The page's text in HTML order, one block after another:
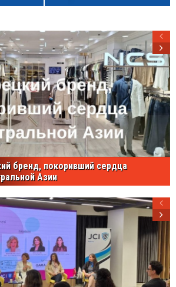
бренд, покоривший сердца
Азии